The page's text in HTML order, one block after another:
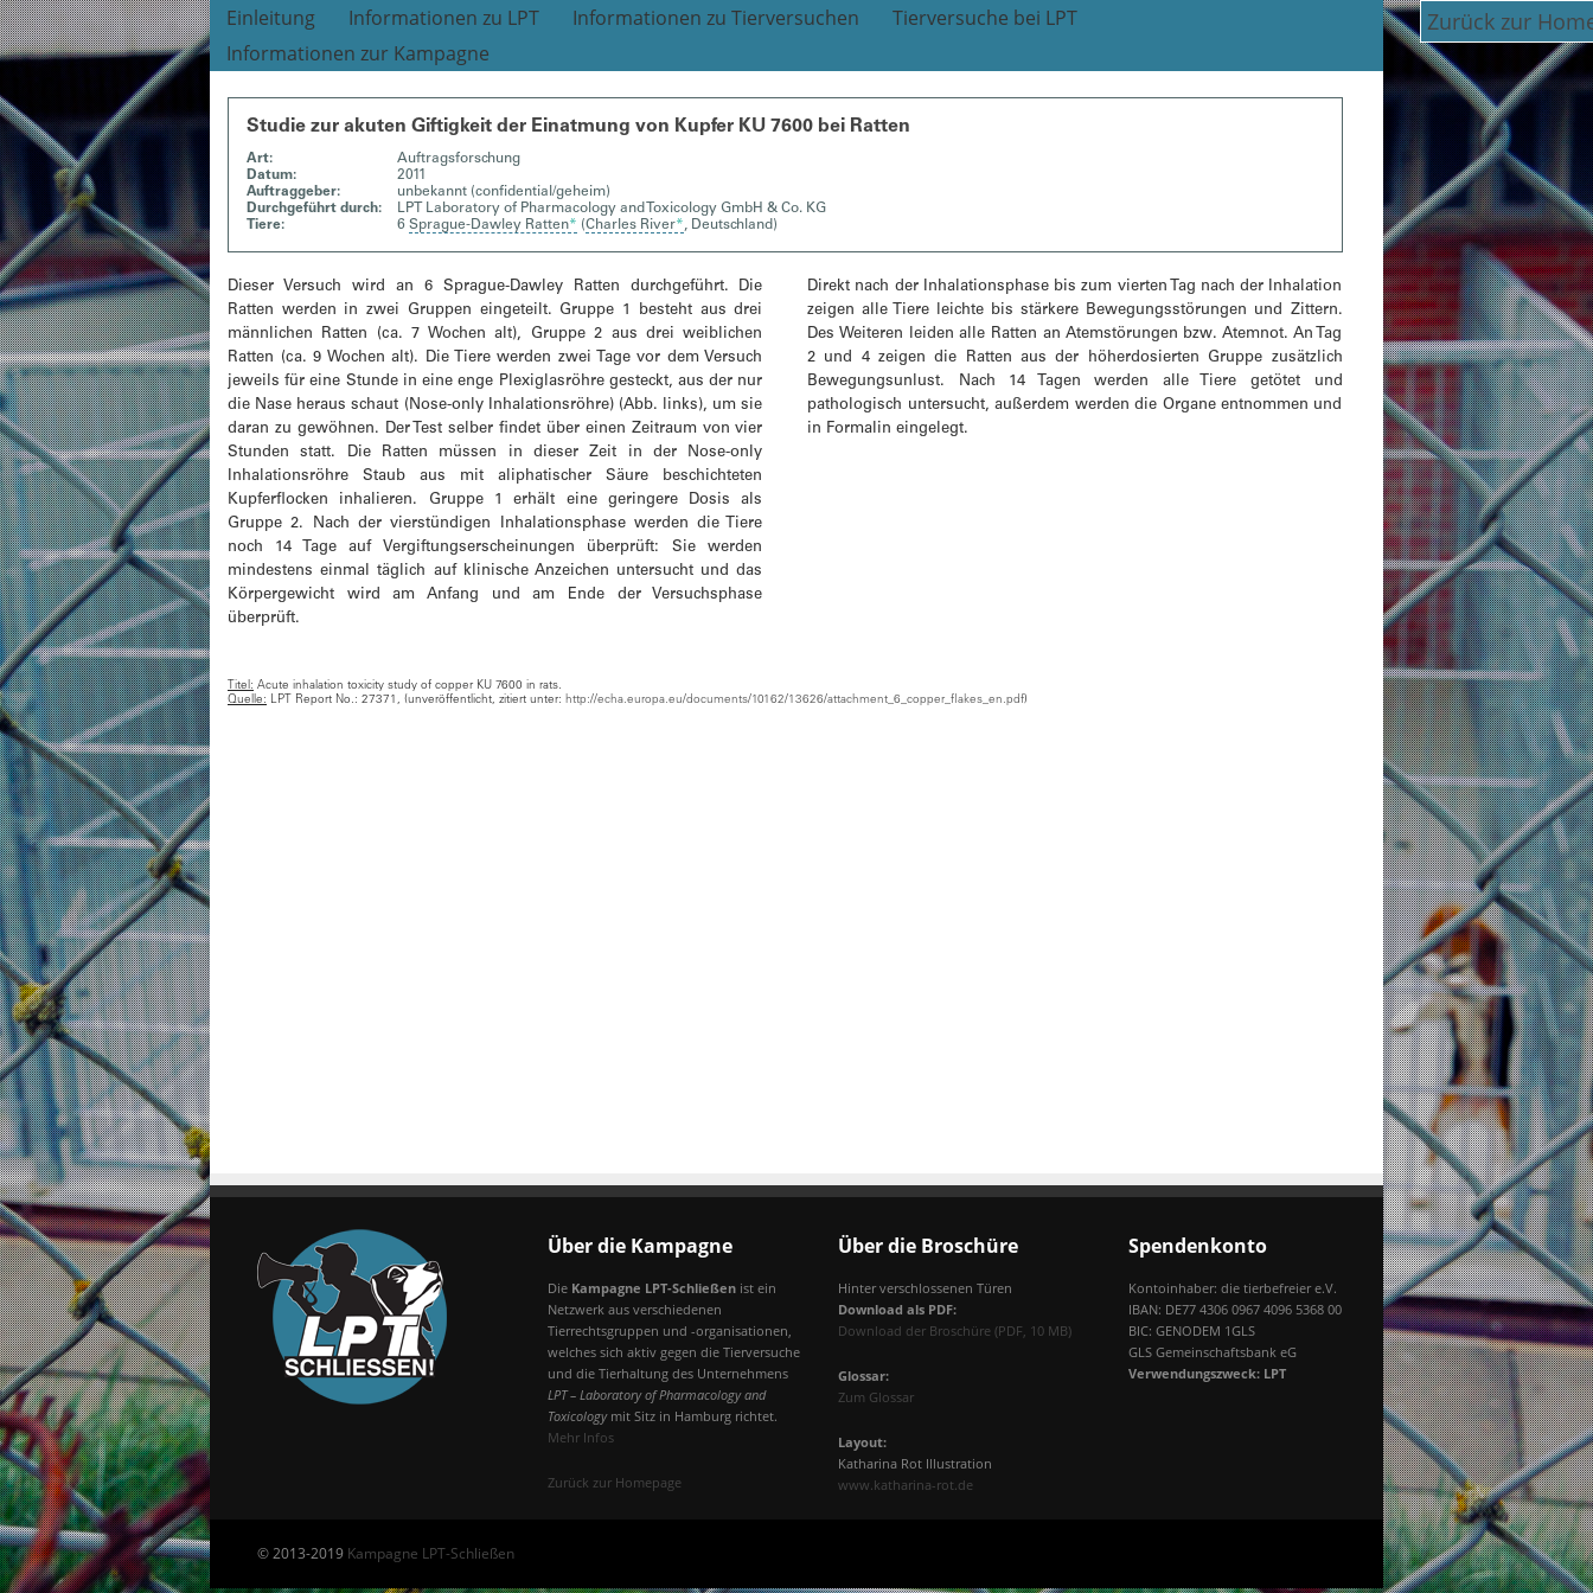
Zurück zur
Einleitung Informationen zu LPT Informationen zu Tierversuchen
Tierversuche bei LPT
Informationen zur Kampagne
Studie zur akuten Giftigkeit der Einatmung von Kupfer KU 7600 bei Ratten
Art:
Auftragsforschung
Datum:
2011
Auftraggeber:
unbekannt (confidential/geheim)
Durchgeführt durch:
LPT Laboratory of Pharmacology and Toxicology GmbH & Co. KG
Tiere:
6Sprague-Dawley Ratten* (Charles River*, Deutschland)
Dieser Versuch wird an 6 Sprague-Dawley Ratten durchgeführt. Die
Ratten werden in zwei Gruppen eingeteilt. Gruppe 1 besteht aus drei
männlichen Ratten (ca. 7 Wochen alt), Gruppe 2 aus drei weiblichen
Ratten (ca. 9 Wochen alt). Die Tiere werden zwei Tage vor dem Versuch
jeweils für eine Stunde in eine enge Plexiglasröhre gesteckt, aus der nur
die Nase heraus schaut (Nose-only Inhalationsröhre) (Abb. links), um sie
daran zu gewöhnen. Der Test selber findet über einen Zeitraum von vier
Stunden statt. Die Ratten müssen in dieser Zeit in der Nose-only
Inhalationsröhre Staub aus mit aliphatischer Säure beschichteten
Kupferflocken inhalieren. Gruppe 1 erhält eine geringere Dosis als
Gruppe 2. Nach der vierstündigen Inhalationsphase werden die Tiere
noch 14 Tage auf Vergiftungserscheinungen überprüft: Sie werden
mindestens einmal täglich auf klinische Anzeichen untersucht und das
Körpergewicht wird am Anfang und am Ende der Versuchsphase
überprüft.
Direkt nach der Inhalationsphase bis zum vierten Tag nach der Inhalation
zeigen alle Tiere leichte bis stärkere Bewegungsstörungen und Zittern.
Des Weiteren leiden alle Ratten an Atemstörungen bzw. Atemnot. An Tag
2 und 4 zeigen die Ratten aus der höherdosierten Gruppe zusätzlich
Bewegungsunlust. Nach 14 Tagen werden alle Tiere getötet und
pathologisch untersucht, außerdem werden die Organe entnommen und
in Formalin eingelegt.
Titel: Acute inhalation toxicity study of copper KU 7600 in rats.
Quelle: LPT Report No.: 27371, (unveröffentlicht, zitiert unter: http://echa.europa.eu/documents/10162/13626/attachment_6_copper_flakes_en.pdf)
Über die Kampagne
Die Kampagne LPT-Schließen ist ein
Netzwerk aus verschiedenen
Tierrechtsgruppen und -organisationen,
welches sich aktiv gegen die Tierversuche
und die Tierhaltung des Unternehmens
LPT – Laboratory of Pharmacology and
Toxicologymit Sitz in Hamburg richtet.
Mehr Infos
Zurück zur Homepage
Über die Broschüre
Hinter verschlossenen Türen
Download als PDF:
Download der Broschüre (PDF, 10 MB)
Glossar:
Zum Glossar
Layout:
Katharina Rot Illustration
www.katharina-rot.de
Spendenkonto
Kontoinhaber: die tierbefreier e.V.
IBAN: DE77 4306 0967 4096 5368 00
BIC: GENODEM 1GLS
GLS Gemeinschaftsbank eG
Verwendungszweck: LPT
© 2013-2019 Kampagne LPT-Schließen